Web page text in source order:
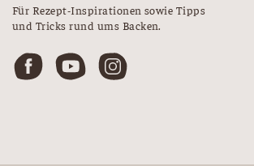
Für Rezept-Inspirationen sowie Tipps
und Tricks rund ums Backen.